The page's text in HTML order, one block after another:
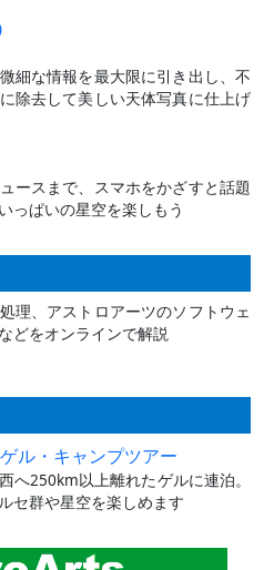
細な情報を最大限に引き出し、不
除去して美しい天体写真に仕上げ
ースまで、スマホをかざすと話題
っぱいの星空を楽しもう
理、アストロアーツのソフトウェ
どをオンラインで解説
ル・キャンプツアー
へ250km以上離れたゲルに連泊。
セ群や星空を楽しめます